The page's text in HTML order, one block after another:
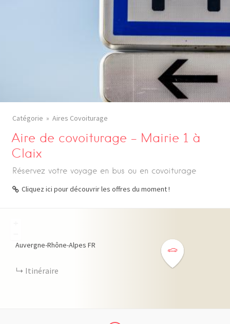
Catégorie Aires Covoiturage
Aire de covoiturage – Mairie 1 à
Claix
Réservez votre voyage en bus ou en covoiturage
Cliquez ici pour découvrir les offres du moment !
Auvergne-Rhône-Alpes FR
Itinéraire